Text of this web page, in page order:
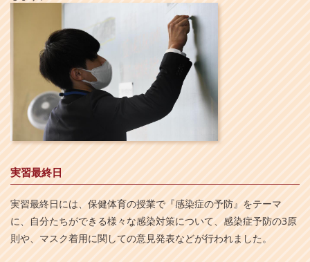
実習最終日
実習最終日には、保健体育の授業で『感染症の予防』をテーマ
に、自分たちができる様々な感染対策について、感染症予防の3原
則や、マスク着用に関しての意見発表などが行われました。